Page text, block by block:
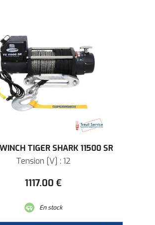
TIGER SHARK 11500 SR
Tension [V] : 12
1117.00 €
En stock